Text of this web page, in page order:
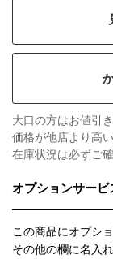
大口の方はお値引
価格が他店より高
在庫状況は必ずご
オプションサービ
この商品にオプシ
その他の欄に名入